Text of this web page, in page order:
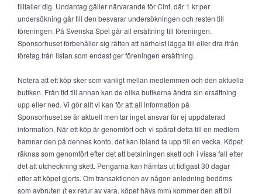
tillfaller dig. Undantag gäller närvarande för Cint, där 1 kr per
undersökning går till den besvarar undersökningen och resten till
föreningen. På Svenska Spel går all ersättning till föreningen.
Sponsorhuset förbehåller sig rätten att närhelst lägga till eller dra ifrån
företag från listan som endast ger föreningen ersättning.
Notera att ett köp sker som vanligt mellan medlemmen och den aktuella
butiken. Från tid till annan kan de olika butikerna ändra sin ersättning
upp eller ned. Vi gör allt vi kan för att all information på
Sponsorhuset.se är aktuell men tar inget ansvar för ej uppdaterad
information. När ett köp är genomfört och vi spårat detta till en medlem
hamnar den på dennes konto, det kan ibland ta upp till en vecka. Köpet
räknas som genomfört efter det att betalningen skett och i vissa fall efter
det att utcheckning skett. Pengarna kan hämtas ut tidigast 30 dagar
efter att köpet gjorts. Om transaktionen av någon anledning bedöms
som avbruten (t ex retur av vara, köpet hävs mm) kommer den att bli